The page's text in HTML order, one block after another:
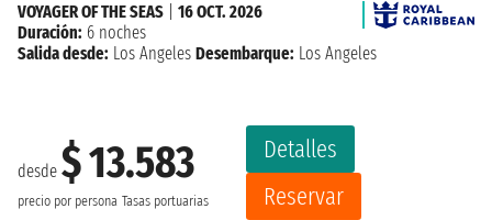
desde $ 13.583
precio por persona Tasas portuarias
Detalles
Reservar
VOYAGER OF THE SEAS
16 OCT. 2026
Duración: 6 noches
Salida desde: Los Angeles Desembarque: Los Angeles